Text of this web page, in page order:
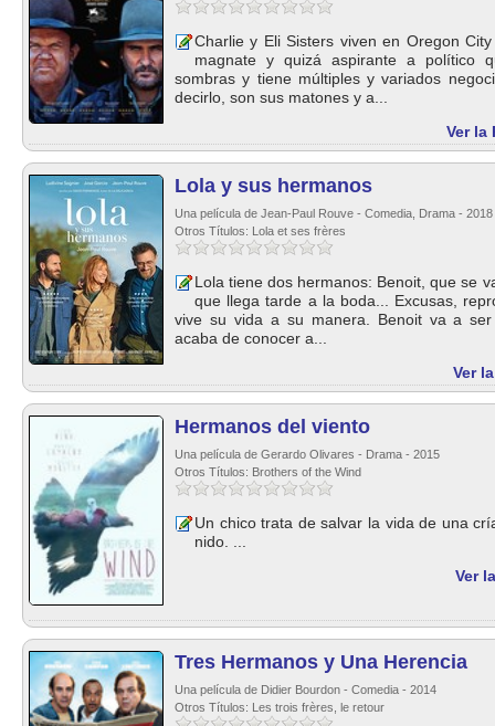
Charlie y Eli Sisters viven en Oregon
magnate y quizá aspirante a político
sombras y tiene múltiples y variados
decirlo, son sus matones y a...
Ver la
Lola y sus hermanos
Una película de Jean-Paul Rouve - Comedia, Drama - 2018
Otros Títulos: Lola et ses frères
Lola tiene dos hermanos: Benoit, que se
que llega tarde a la boda... Excusas,
vive su vida a su manera. Benoit va a
acaba de conocer a...
Ver
Hermanos del viento
Una película de Gerardo Olivares - Drama - 2015
Otros Títulos: Brothers of the Wind
Un chico trata de salvar la vida de una
nido. ...
Ver
Tres Hermanos y Una Herencia
Una película de Didier Bourdon - Comedia - 2014
Otros Títulos: Les trois frères, le retour